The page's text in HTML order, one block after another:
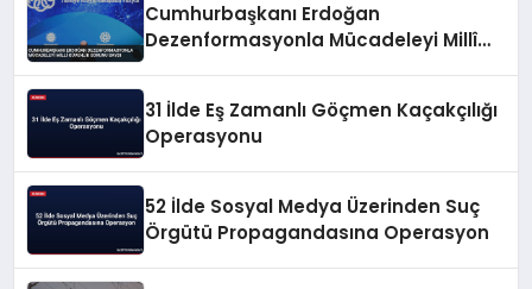
Cumhurbaşkanı Erdoğan
Dezenformasyonla Mücadeleyi Millî
31 İlde Eş Zamanlı Göçmen Kaçakçılığı
Operasyonu
52 İlde Sosyal Medya Üzerinden Suç
Örgütü Propagandasına Operasyon